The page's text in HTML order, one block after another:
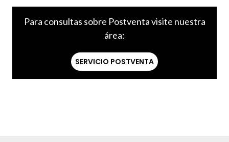
Para consultas sobre Postventa visite nuestra
área:
SERVICIO POSTVENTA